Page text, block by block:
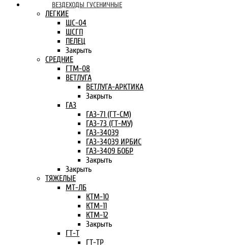
ВЕЗДЕХОДЫ ГУСЕНИЧНЫЕ
ЛЕГКИЕ
ШС-04
ШСГП
ПЕЛЕЦ
Закрыть
СРЕДНИЕ
ГТМ-08
ВЕТЛУГА
ВЕТЛУГА-АРКТИКА
Закрыть
ГАЗ
ГАЗ-71 (ГТ-СМ)
ГАЗ-73 (ГТ-МУ)
ГАЗ-34039
ГАЗ-34039 ИРБИС
ГАЗ-3409 БОБР
Закрыть
Закрыть
ТЯЖЕЛЫЕ
МТ-ЛБ
КТМ-10
КТМ-11
КТМ-12
Закрыть
ГТ-Т
ГТ-ТР